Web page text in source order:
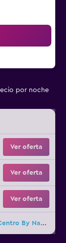
por noche
Ver oferta
Ver oferta
Ver oferta
18 ofertas más de Hotel Dan Inn Curitiba Centro By Nacional Inn